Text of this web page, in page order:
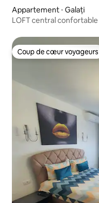
Appartement ⋅ Galați
LOFT central confortable
Coup de cœur voyageurs
Coup de cœur voyageurs